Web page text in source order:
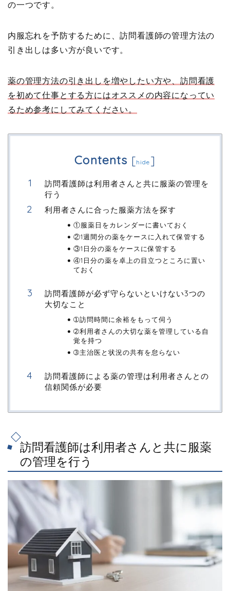
の一つです。
内服忘れを予防するために、訪問看護師の管理方法の
引き出しは多い方が良いです。
薬の管理方法の引き出しを増やしたい方や、訪問看護
を初めて仕事とする方にはオススメの内容になってい
るため参考にしてみてください。
Contents [hide ]
訪問看護師は利用者さんと共に服薬の管理を
行う
利用者さんに合った服薬方法を探す
①服薬日をカレンダーに書いておく
②1週間分の薬をケースに入れて保管する
③1日分の薬をケースに保管する
④1日分の薬を卓上の目立つところに置い
ておく
訪問看護師が必ず守らないといけない3つの
大切なこと
➀訪問時間に余裕をもって伺う
➁利用者さんの大切な薬を管理している自
覚を持つ
➂主治医と状況の共有を怠らない
訪問看護師による薬の管理は利用者さんとの
信頼関係が必要
訪問看護師は利用者さんと共に服薬
の管理を行う